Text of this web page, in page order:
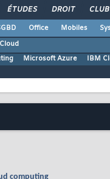
ÉTUDES DROIT CLUB
Office Mobiles
Microsoft Azure IBM
computing